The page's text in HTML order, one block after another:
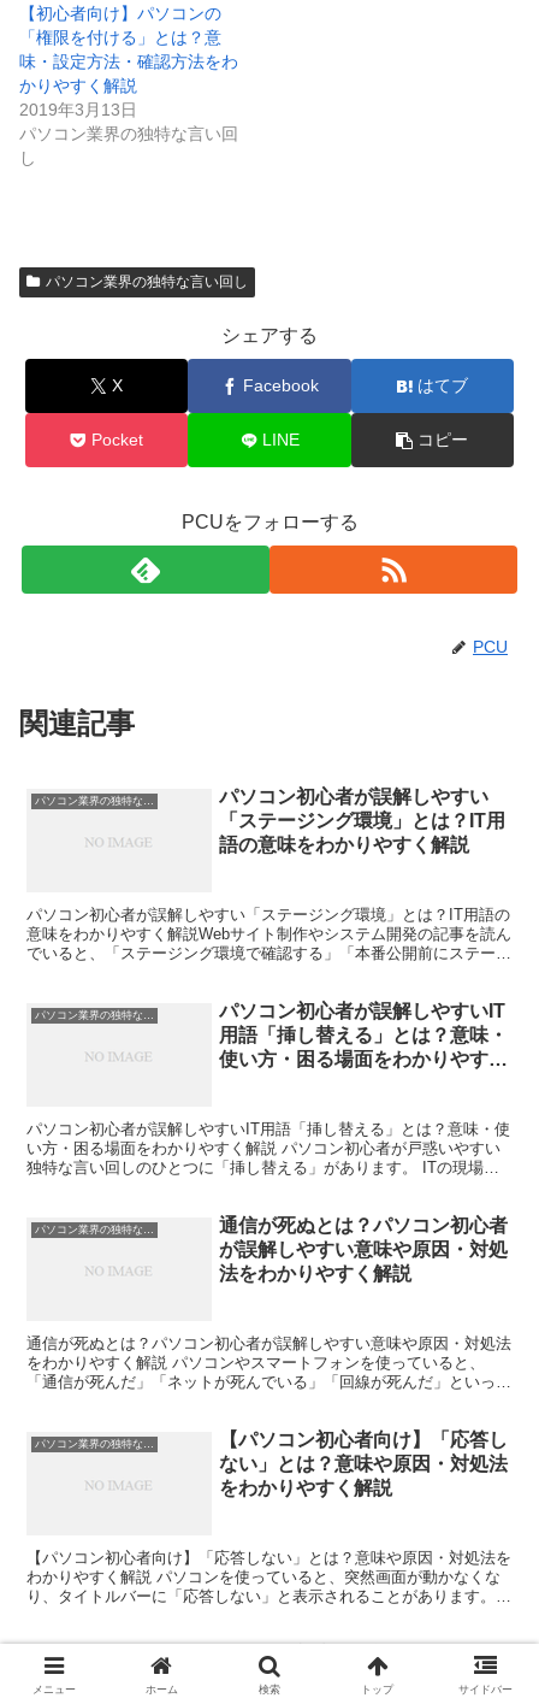
【初心者向け】パソコンの
「権限を付ける」とは？意
味・設定方法・確認方法をわ
かりやすく解説
2019年3月13日
パソコン業界の独特な言い回
し
パソコン業界の独特な言い回し
シェアする
X Facebook はてブ
Pocket LINE コピー
PCUをフォローする
PCU
関連記事
パソコン初心者が誤解しやすい
「ステージング環境」とは？IT用
語の意味をわかりやすく解説
パソコン初心者が誤解しやすい「ステージング環境」とは？IT用語の
意味をわかりやすく解説Webサイト制作やシステム開発の記事を読ん
でいると、「ステージング環境で確認する」「本番公開前にステージ
パソコン初心者が誤解しやすいIT
用語「挿し替える」とは？意味・
使い方・困る場面をわかりやすく
パソコン初心者が誤解しやすいIT用語「挿し替える」とは？意味・使
い方・困る場面をわかりやすく解説 パソコン初心者が戸惑いやすい
独特な言い回しのひとつに「挿し替える」があります。 ITの現場で
通信が死ぬとは？パソコン初心者
が誤解しやすい意味や原因・対処
法をわかりやすく解説
通信が死ぬとは？パソコン初心者が誤解しやすい意味や原因・対処法
をわかりやすく解説 パソコンやスマートフォンを使っていると、
「通信が死んだ」「ネットが死んでいる」「回線が死んだ」といった
【パソコン初心者向け】「応答し
ない」とは？意味や原因・対処法
をわかりやすく解説
【パソコン初心者向け】「応答しない」とは？意味や原因・対処法を
わかりやすく解説 パソコンを使っていると、突然画面が動かなくな
り、タイトルバーに「応答しない」と表示されることがあります。
パソコン初心者が誤解しやすい
「権限を上げる」とは？意味・
メニュー ホーム 検索 トップ サイドバー